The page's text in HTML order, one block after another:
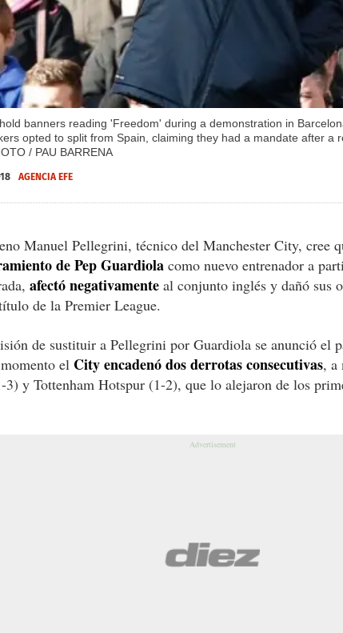
banners reading 'Freedom' during a demonstration in
opted to split from Spain, claiming they had a mandate after
/ PAU BARRENA
AGENCIA EFE
Manuel Pellegrini, técnico del Manchester City, cree
de Pep Guardiola como nuevo entrenador a
afectó negativamente al conjunto inglés y dañó sus
de la Premier League.
de sustituir a Pellegrini por Guardiola se anunció el
el City encadenó dos derrotas consecutivas, a
y Tottenham Hotspur (1-2), que lo alejaron de los